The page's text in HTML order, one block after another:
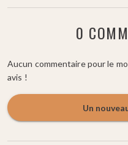
0
Aucun commentaire pour le
avis !
Un